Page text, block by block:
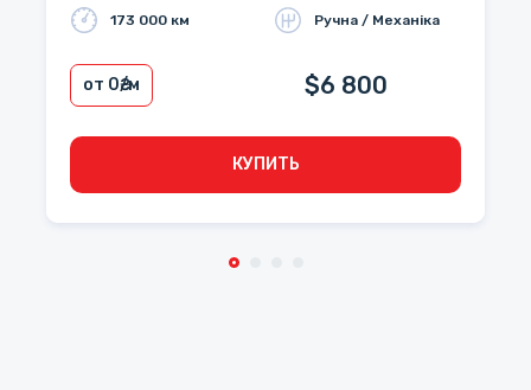
173 000 км Ручна / Механіка
от 0₴/м $6 800
КУПИТЬ